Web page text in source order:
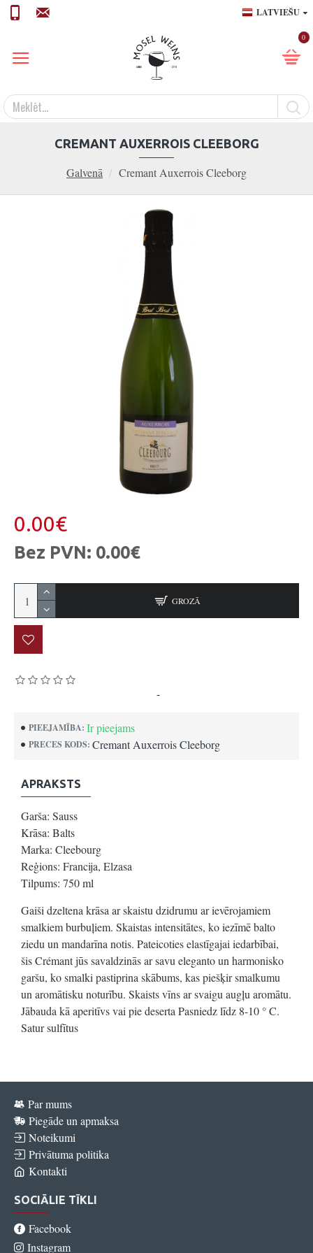
LATVIEŠU
0
Galvenā Cremant Auxerrois Cleeborg
CREMANT AUXERROIS CLEEBORG
PIEEJAMĪBA: Ir pieejams
PRECES KODS: Cremant Auxerrois Cleeborg
-
0.00€
Bez PVN: 0.00€
GROZĀ
APRAKSTS
Garša: Sauss
Krāsa: Balts
Marka: Cleebourg
Reģions: Francija, Elzasa
Tilpums: 750 ml
Gaiši dzeltena krāsa ar skaistu dzidrumu ar ievērojamiem
smalkiem burbuļiem. Skaistas intensitātes, ko iezīmē balto
ziedu un mandarīna notis. Pateicoties elastīgajai iedarbībai,
šis Crémant jūs savaldzinās ar savu eleganto un harmonisko
garšu, ko smalki pastiprina skābums, kas piešķir smalkumu
un aromātisku noturību. Skaists vīns ar svaigu augļu aromātu.
Jābauda kā aperitīvs vai pie deserta Pasniedz līdz 8-10 ° C.
Satur sulfītus
Par mums
Piegāde un apmaksa
Noteikumi
Privātuma politika
Kontakti
SOCIĀLIE TĪKLI
Facebook
Instagram